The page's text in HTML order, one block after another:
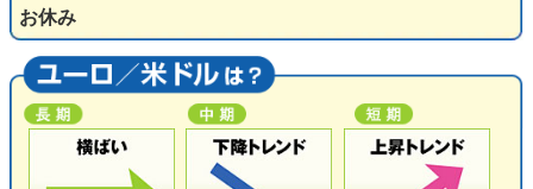
お休み